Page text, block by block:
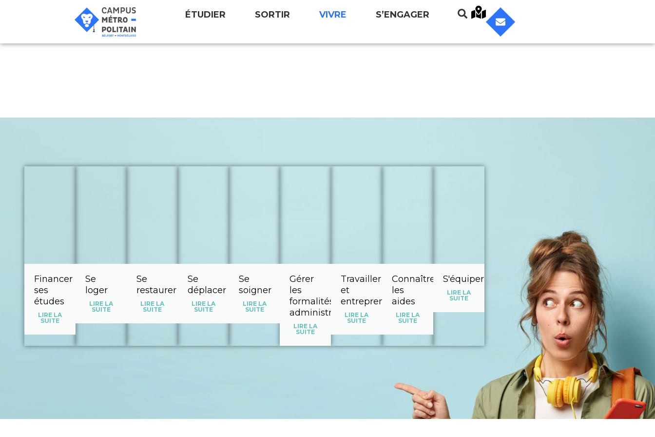
ÉTUDIER SORTIR VIVRE S’ENGAGER
Financer
ses
études
LIRE LA
SUITE
Se
loger
LIRE LA
SUITE
Se
restaurer
LIRE LA
SUITE
Se
déplacer
LIRE LA
SUITE
Se
soigner
LIRE LA
SUITE
Gérer
les
formalités
administratives
LIRE LA
SUITE
Travailler
et
entreprendre
LIRE LA
SUITE
Connaître
les
aides
LIRE LA
SUITE
S'équiper
LIRE LA
SUITE